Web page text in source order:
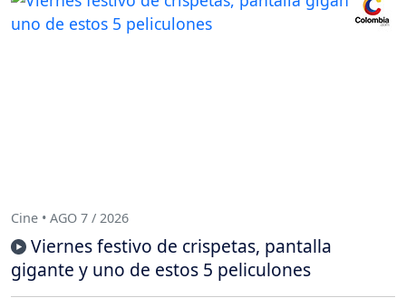
Cine • AGO 7 / 2026
Viernes festivo de crispetas, pantalla
gigante y uno de estos 5 peliculones